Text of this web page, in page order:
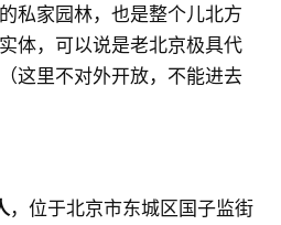
私家园林，也是整个儿北方
体，可以说是老北京极具代
这里不对外开放，不能进去
，位于北京市东城区国子监街